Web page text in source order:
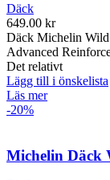
Däck
649.00 kr
Däck Michelin
Advanced
Det relativt
Lägg till i önskelista
Läs mer
-20%
Michelin Däck